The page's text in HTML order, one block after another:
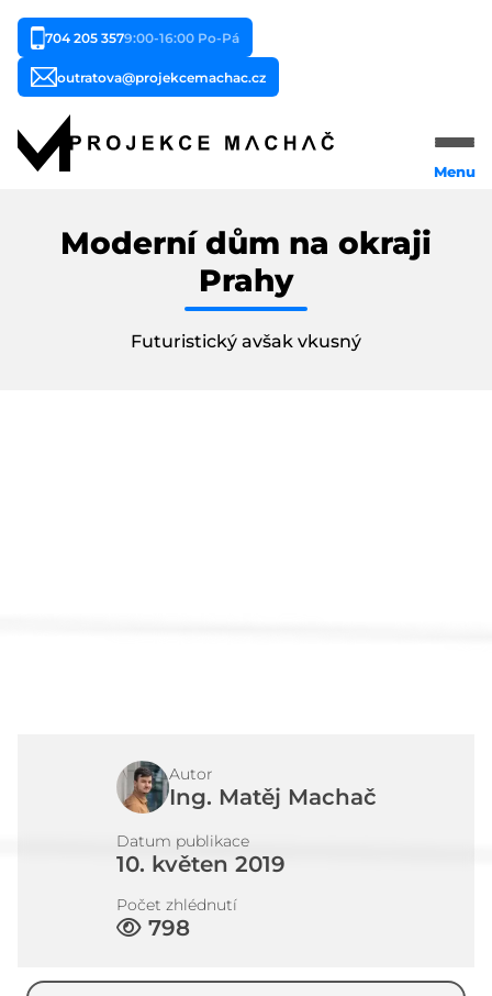
704 205 3579:00-16:00 Po-Pá
outratova@projekcemachac.cz
Naše služby
Typy staveb
Menu
Moderní dům na okraji
Prahy
Futuristický avšak vkusný
Autor
Ing. Matěj Machač
Datum publikace
10. květen 2019
Počet zhlédnutí
798